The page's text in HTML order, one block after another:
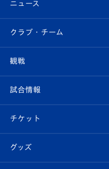
ニュース
すべて
クラブ
試合情報
チケット
クラブ・チーム
クラブ概要
エンブレム紹介
観戦
観戦ルール
はじめての観戦ガイド
Revive Team
試合情報
試合日程/結果
フォトギャラリー
チケット
チケット
グッズ